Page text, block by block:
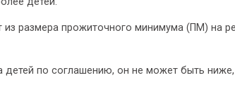
размера прожиточного минимума (ПМ) на
детей по соглашению, он не может быть